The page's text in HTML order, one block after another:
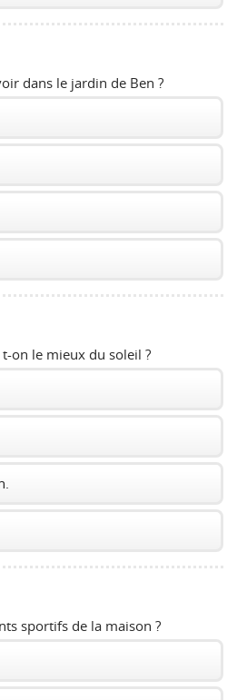
dans le jardin de Ben ?
on le mieux du soleil ?
sportifs de la maison ?